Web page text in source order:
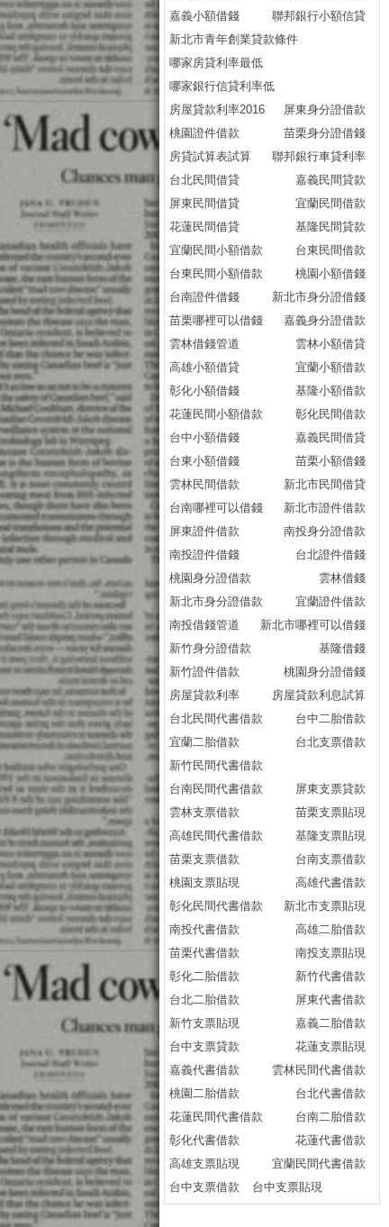
嘉義小額借錢
聯邦銀行小額信貸
新北市青年創業貸款條件
哪家房貸利率最低
哪家銀行信貸利率低
房屋貸款利率2016
屏東身分證借款
桃園證件借款
苗栗身分證借錢
房貸試算表試算
聯邦銀行車貸利率
台北民間借貸
嘉義民間貸款
屏東民間借貸
宜蘭民間借款
花蓮民間借貸
基隆民間貸款
宜蘭民間小額借款
台東民間借款
台東民間小額借款
桃園小額借錢
台南證件借錢
新北市身分證借錢
苗栗哪裡可以借錢
嘉義身分證借款
雲林借錢管道
雲林小額借貸
高雄小額借貸
宜蘭小額借款
彰化小額借錢
基隆小額借款
花蓮民間小額借款
彰化民間借款
台中小額借錢
嘉義民間借貸
台東小額借錢
苗栗小額借錢
雲林民間借款
新北市民間借貸
台南哪裡可以借錢
新北市證件借款
屏東證件借款
南投身分證借款
南投證件借錢
台北證件借錢
桃園身分證借款
雲林借錢
新北市身分證借款
宜蘭證件借款
南投借錢管道
新北市哪裡可以借錢
新竹身分證借款
基隆借錢
新竹證件借款
桃園身分證借錢
房屋貸款利率
房屋貸款利息試算
台北民間代書借款
台中二胎借款
宜蘭二胎借款
台北支票借款
新竹民間代書借款
台南民間代書借款
屏東支票貸款
雲林支票借款
苗栗支票貼現
高雄民間代書借款
基隆支票貼現
苗栗支票借款
台南支票借款
桃園支票貼現
高雄代書借款
彰化民間代書借款
新北市支票貼現
南投代書借款
高雄二胎借款
苗栗代書借款
南投支票貼現
彰化二胎借款
新竹代書借款
台北二胎借款
屏東代書借款
新竹支票貼現
嘉義二胎借款
台中支票貸款
花蓮支票貼現
嘉義代書借款
雲林民間代書借款
桃園二胎借款
台北代書借款
花蓮民間代書借款
台南二胎借款
彰化代書借款
花蓮代書借款
高雄支票貼現
宜蘭民間代書借款
台中支票借款
台中支票貼現